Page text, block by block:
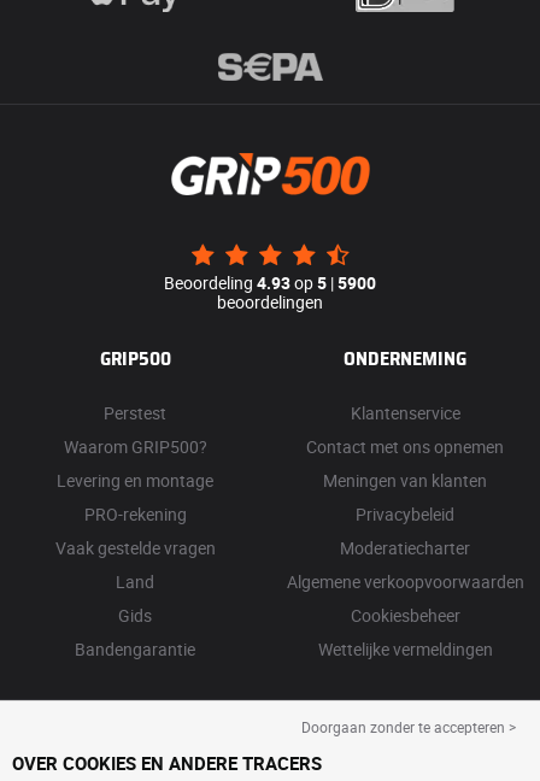
Beoordeling 4.93op5 |5900
beoordelingen
GRIP500
Perstest
Waarom GRIP500?
Levering en montage
PRO-rekening
Vaak gestelde vragen
Land
Gids
Bandengarantie
ONDERNEMING
Klantenservice
Contact met ons opnemen
Meningen van klanten
Privacybeleid
Moderatiecharter
Algemene verkoopvoorwaarden
Cookiesbeheer
Wettelijke vermeldingen
Doorgaan zonder te accepteren >
OVER COOKIES EN ANDERE TRACERS